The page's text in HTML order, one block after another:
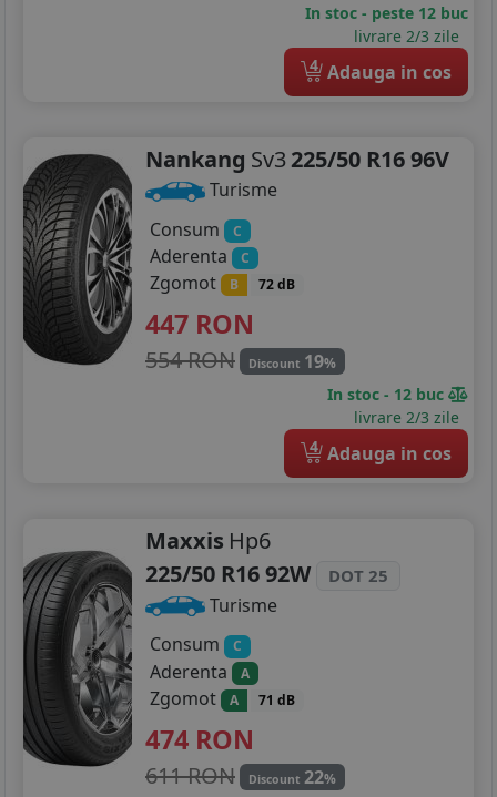
235/45R19
235/50R19
235/55R19
255/40R19
255/50R19
275/45R20
245/35R21
245/40R21
255/40R21
275/40R21
In stoc - peste 12 buc
livrare 2/3 zile
4 Adauga in cos
Nankang Sv3225/50 R16 96V
Turisme
Consum
C
Aderenta C
Zgomot B 72 dB
447 RON
554 RON Discount 19%
In stoc - 12 buc
livrare 2/3 zile
4 Adauga in cos
Maxxis Hp6
225/50 R16 92W
DOT 25
Turisme
Consum
C
Aderenta A
Zgomot A 71 dB
474 RON
611 RON Discount 22%